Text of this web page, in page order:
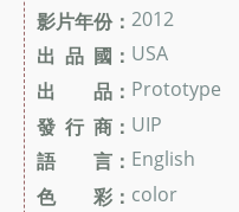
影片年份： 2012
出 品 國： USA
出 品： Prototype
發 行 商： UIP
語 言： English
色 彩： color